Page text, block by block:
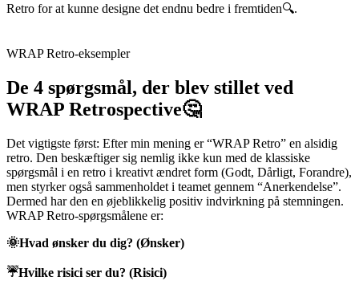
Retro for at kunne designe det endnu bedre i fremtiden🔍.
WRAP Retro-eksempler
De 4 spørgsmål, der blev stillet ved
WRAP Retrospective🤔
Det vigtigste først: Efter min mening er “WRAP Retro” en alsidig
retro. Den beskæftiger sig nemlig ikke kun med de klassiske
spørgsmål i en retro i kreativt ændret form (Godt, Dårligt, Forandre),
men styrker også sammenholdet i teamet gennem “Anerkendelse”.
Dermed har den en øjeblikkelig positiv indvirkning på stemningen.
WRAP Retro-spørgsmålene er:
🌞Hvad ønsker du dig? (Ønsker)
☔Hvilke risici ser du? (Risici)